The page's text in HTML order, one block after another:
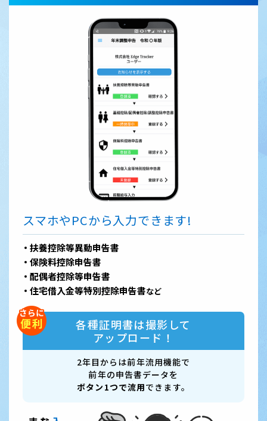
スマホやPCから入力できます!
扶養控除等異動申告書
保険料控除申告書
配偶者控除等申告書
住宅借入金等特別控除申告書など
各種証明書は撮影して
アップロード！
2年目からは前年流用機能で
前年の申告書データを
ボタン1つで流用できます。